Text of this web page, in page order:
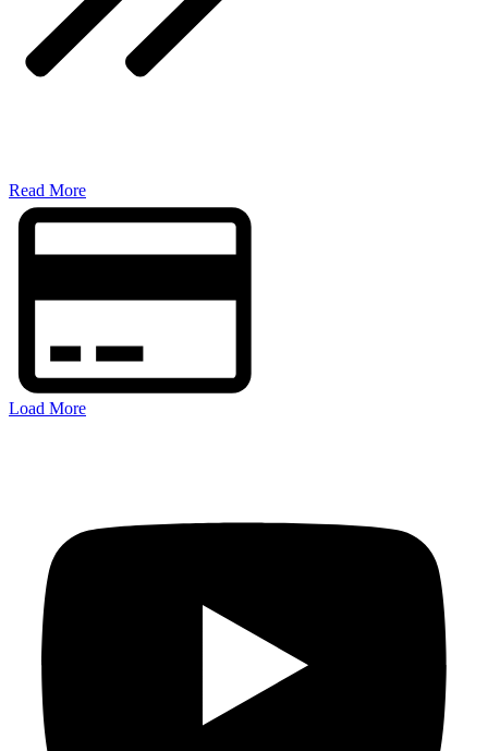
​Read More
Load More